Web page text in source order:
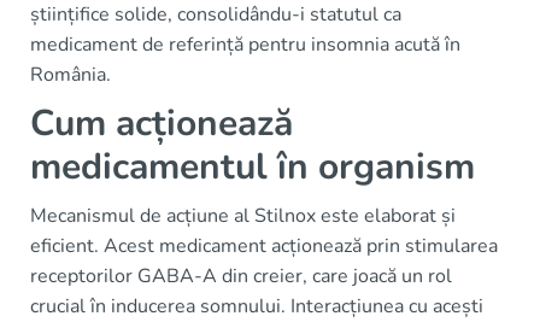
științifice solide, consolidându-i statutul ca
medicament de referință pentru insomnia acută în
România.
Cum acționează
medicamentul în organism
Mecanismul de acțiune al Stilnox este elaborat și
eficient. Acest medicament acționează prin stimularea
receptorilor GABA-A din creier, care joacă un rol
crucial în inducerea somnului. Interacțiunea cu acești